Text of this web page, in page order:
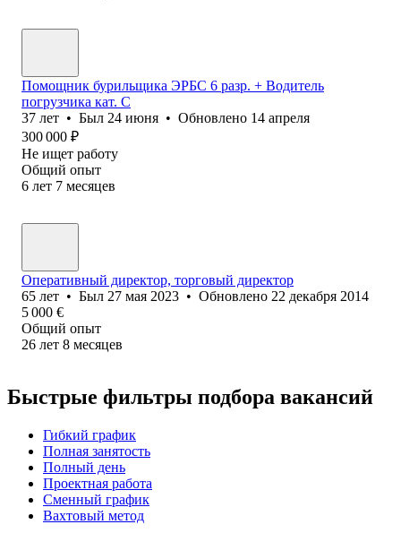
Помощник бурильщика ЭРБС 6 разр. + Водитель
погрузчика кат. С
37 лет • Был 24 июня • Обновлено 14 апреля
300 000 ₽
Не ищет работу
Общий опыт
6 лет 7 месяцев
Оперативный директор, торговый директор
65 лет • Был 27 мая 2023 • Обновлено 22 декабря 2014
5 000 €
Общий опыт
26 лет 8 месяцев
Быстрые фильтры подбора вакансий
Гибкий график
Полная занятость
Полный день
Проектная работа
Сменный график
Вахтовый метод